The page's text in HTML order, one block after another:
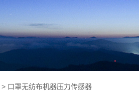
> 口罩无纺布机器压力传感器